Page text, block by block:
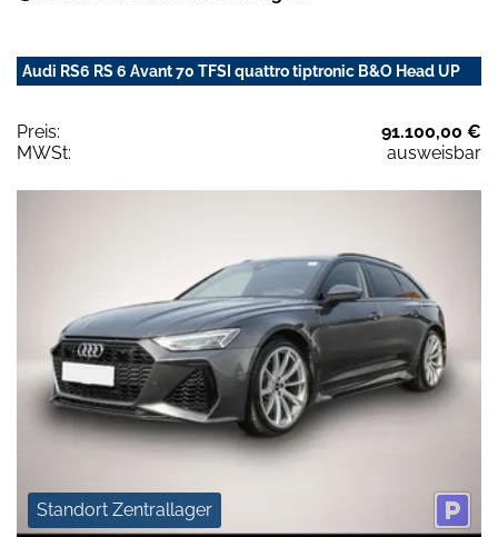
Audi RS6 RS 6 Avant 70 TFSI quattro tiptronic B&O Head UP
Preis:
91.100,00 €
MWSt:
ausweisbar
Standort Zentrallager